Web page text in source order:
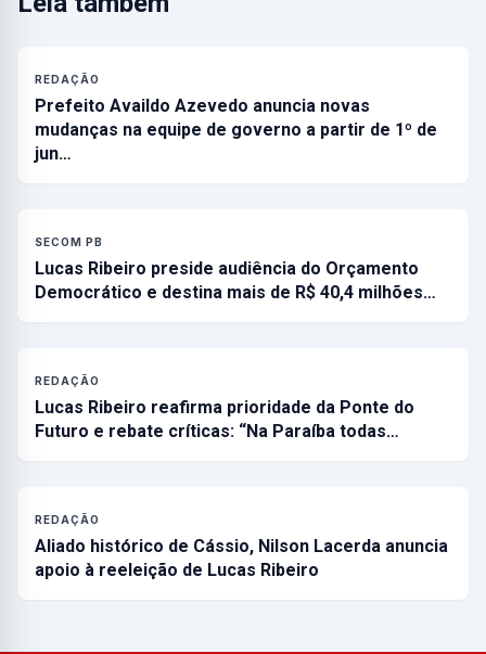
REDAÇÃO
Prefeito Availdo Azevedo anuncia novas
mudanças na equipe de governo a partir de 1º de
jun…
SECOM PB
Lucas Ribeiro preside audiência do Orçamento
Democrático e destina mais de R$ 40,4 milhões…
REDAÇÃO
Lucas Ribeiro reafirma prioridade da Ponte do
Futuro e rebate críticas: “Na Paraíba todas…
REDAÇÃO
Aliado histórico de Cássio, Nilson Lacerda anuncia
apoio à reeleição de Lucas Ribeiro